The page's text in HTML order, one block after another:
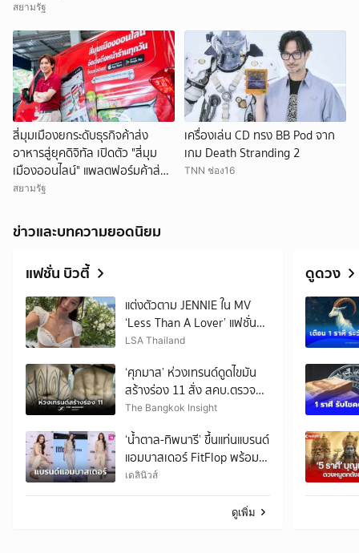
สยามรัฐ
สี่มุมเมืองยกระดับธุรกิจค้าส่ง
อาหารสู่ยุคดิจิทัล เปิดตัว "สี่มุม
เมืองออนไลน์" แพลตฟอร์มค้าส่ง
วัตถุดิบอาหารออนไลน์ ใหญ่ที่สุด
สยามรัฐ
เครื่องเล่น CD ทรง BB Pod จาก
เกม Death Stranding 2
TNN ช่อง16
ข่าวและบทความยอดนิยม
แฟชั่น บิวตี้
แต่งตัวตาม JENNIE ใน MV
‘Less Than A Lover’ แฟชั่น
สไตล์ซัมเมอร์ สวยชิคแบบไอคอ
LSA Thailand
‘ศุภมาส’ ห่วงเทรนด์ดูดไขมัน
สร้างร่อง 11 สั่ง สคบ.ตรวจ
เข้มคลินิกความงาม
The Bangkok Insight
‘น้ำตาล-ทิพนารี’ ขึ้นแท่นแบรนด์
แอมบาสเดอร์ FitFlop พร้อม
เผยคอลเลกชัน
เดลินิวส์
ดูเพิ่ม
ดูดวง